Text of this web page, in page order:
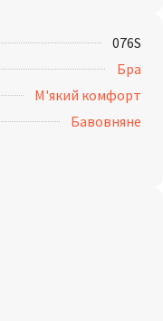
076S
Бра
М'який комфорт
Бавовняне